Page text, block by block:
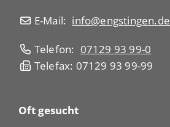
E-Mail: info@engstingen.de
Telefon: 07129 93 99-0
Telefax: 07129 93 99-99
Oft gesucht